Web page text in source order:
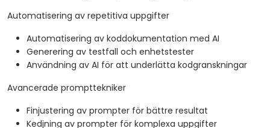
Automatisering av repetitiva uppgifter
Automatisering av koddokumentation med AI
Generering av testfall och enhetstester
Användning av AI för att underlätta kodgranskningar
Avancerade prompttekniker
Finjustering av prompter för bättre resultat
Kedjning av prompter för komplexa uppgifter